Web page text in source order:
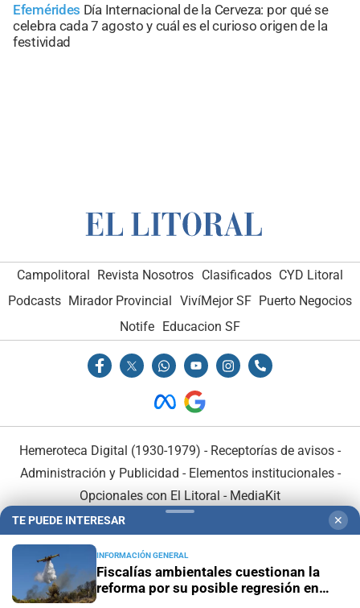
Efemérides Día Internacional de la Cerveza: por qué se
celebra cada 7 agosto y cuál es el curioso origen de la
festividad
Campolitoral Revista Nosotros Clasificados CYD Litoral
Podcasts Mirador Provincial VivíMejor SF Puerto Negocios
Notife Educacion SF
Hemeroteca Digital (1930-1979) - Receptorías de avisos -
Administración y Publicidad - Elementos institucionales-
Opcionales con El Litoral - MediaKit
TE PUEDE INTERESAR ✕
INFORMACIÓN GENERAL
Fiscalías ambientales cuestionan la
reforma por su posible regresión en